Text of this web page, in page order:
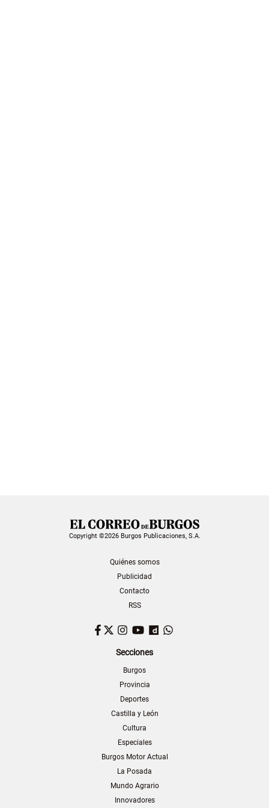
Copyright ©2026 Burgos Publicaciones, S.A.
Quiénes somos
Publicidad
Contacto
RSS
Facebook
TwitterInstagram
YouTubeDailymotion
Secciones
Burgos
Provincia
Deportes
Castilla y León
Cultura
Especiales
Burgos Motor Actual
La Posada
Mundo Agrario
Innovadores